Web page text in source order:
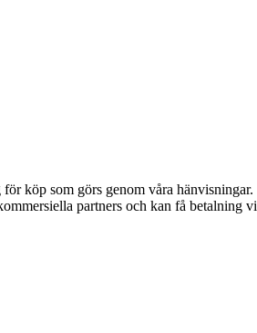
köp som görs genom våra hänvisningar.
partners och kan få betalning